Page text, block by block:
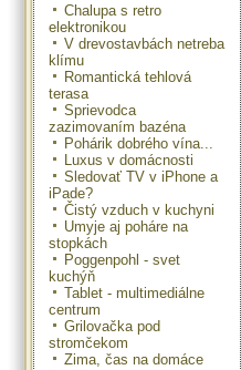
Chalupa s retro
elektronikou
V drevostavbách netreba
klímu
Romantická tehlová
terasa
Sprievodca
zazimovaním bazéna
Pohárik dobrého vína...
Luxus v domácnosti
Sledovať TV v iPhone a
iPade?
Čistý vzduch v kuchyni
Umyje aj poháre na
stopkách
Poggenpohl - svet
kuchýň
Tablet - multimediálne
centrum
Grilovačka pod
stromčekom
Zima, čas na domáce